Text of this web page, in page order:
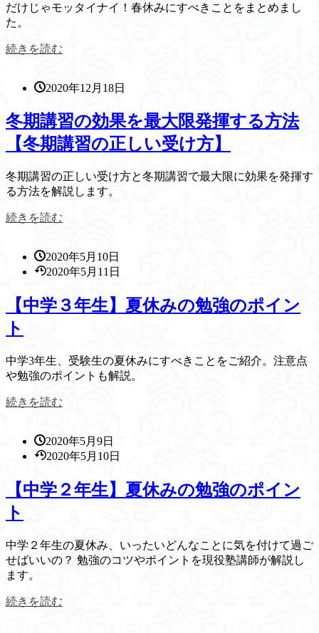
だけじゃモッタイナイ！春休みにすべきことをまとめまし
た。
続きを読む
2020年12月18日
冬期講習の効果を最大限発揮する方法
【冬期講習の正しい受け方】
冬期講習の正しい受け方と冬期講習で最大限に効果を発揮す
る方法を解説します。
続きを読む
2020年5月10日
2020年5月11日
【中学３年生】夏休みの勉強のポイン
ト
中学3年生、受験生の夏休みにすべきことをご紹介。注意点
や勉強のポイントも解説。
続きを読む
2020年5月9日
2020年5月10日
【中学２年生】夏休みの勉強のポイン
ト
中学２年生の夏休み、いったいどんなことに気を付けて過ご
せばいいの？ 勉強のコツやポイントを現役塾講師が解説し
ます。
続きを読む